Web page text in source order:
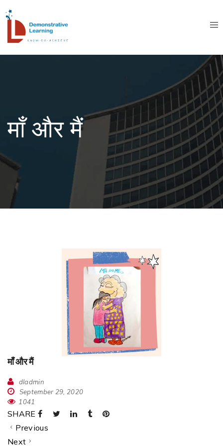
माँ और मैं
माँ और मैं
dladmin
September 29, 2020
1041
SHARE
Previous
Next